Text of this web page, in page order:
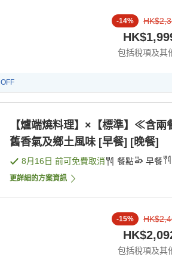
-14%
包括稅項及其
OFF
【爐端燒料理】×【標準】≪含
舊香氣及鄉土風味 [早餐] [晚餐]
8月16日 前可免費取消 餐點 早餐
更詳細的方案資訊
-15%
包括稅項及其